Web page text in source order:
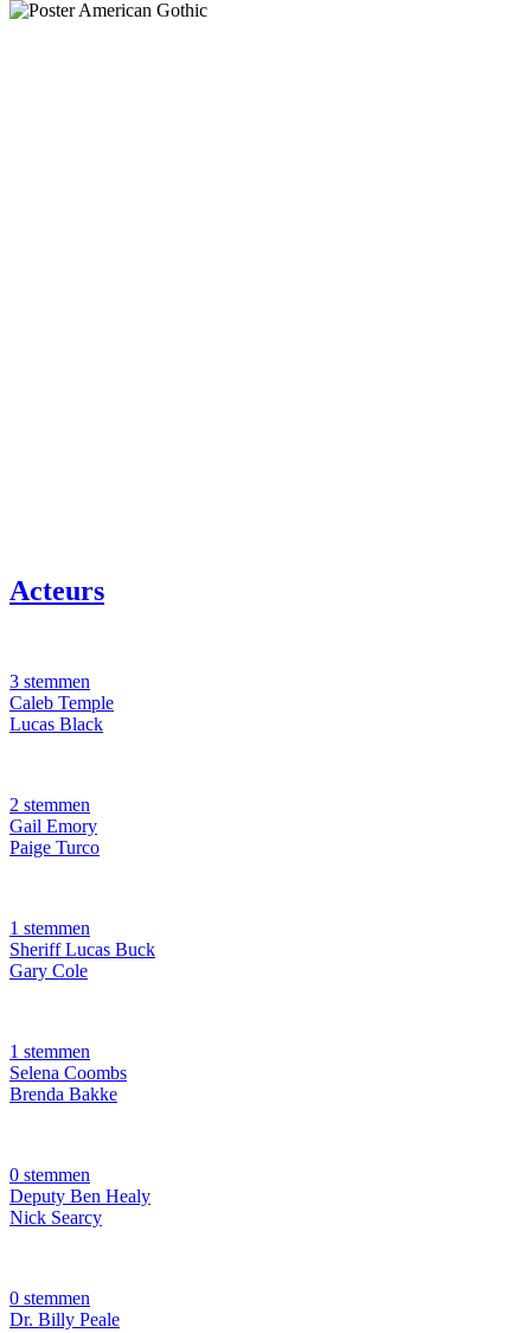
Acteurs
3 stemmen
Caleb Temple
Lucas Black
2 stemmen
Gail Emory
Paige Turco
1 stemmen
Sheriff Lucas Buck
Gary Cole
1 stemmen
Selena Coombs
Brenda Bakke
0 stemmen
Deputy Ben Healy
Nick Searcy
0 stemmen
Dr. Billy Peale